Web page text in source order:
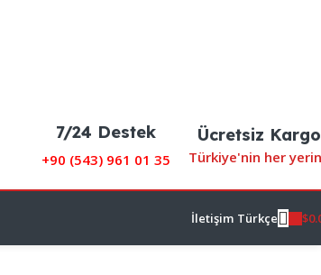
7/24 Destek
+90 (543) 961 01 35
Ücretsiz Kargo
Türkiye'nin her
İletişim Türkçe $